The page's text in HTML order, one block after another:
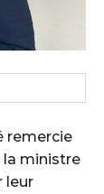
remercie
la ministre
leur